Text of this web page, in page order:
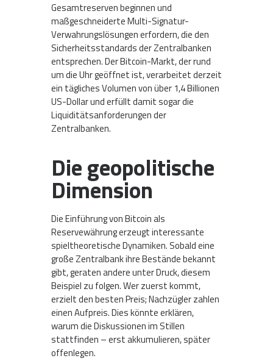
Gesamtreserven beginnen und
maßgeschneiderte Multi-Signatur-
Verwahrungslösungen erfordern, die den
Sicherheitsstandards der Zentralbanken
entsprechen. Der Bitcoin-Markt, der rund
um die Uhr geöffnet ist, verarbeitet derzeit
ein tägliches Volumen von über 1,4 Billionen
US-Dollar und erfüllt damit sogar die
Liquiditätsanforderungen der
Zentralbanken.
Die geopolitische
Dimension
Die Einführung von Bitcoin als
Reservewährung erzeugt interessante
spieltheoretische Dynamiken. Sobald eine
große Zentralbank ihre Bestände bekannt
gibt, geraten andere unter Druck, diesem
Beispiel zu folgen. Wer zuerst kommt,
erzielt den besten Preis; Nachzügler zahlen
einen Aufpreis. Dies könnte erklären,
warum die Diskussionen im Stillen
stattfinden – erst akkumulieren, später
offenlegen.